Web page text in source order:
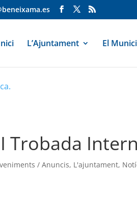
L’Ajuntament El
Trobada
/ Anuncis, L'ajuntament,